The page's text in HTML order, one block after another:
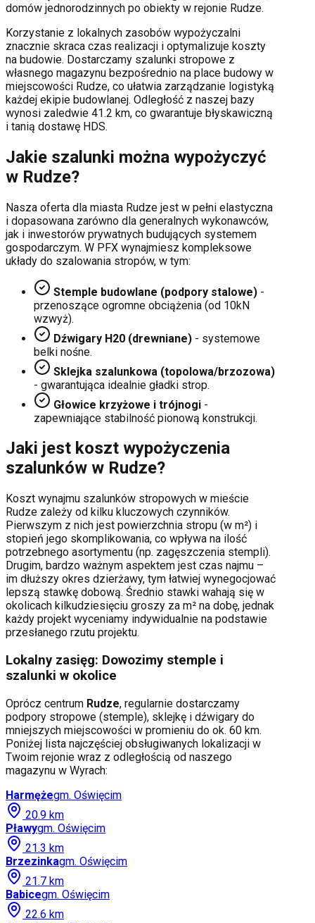
domów jednorodzinnych po obiekty w rejonie Rudze.
Korzystanie z lokalnych zasobów wypożyczalni
znacznie skraca czas realizacji i optymalizuje koszty
na budowie. Dostarczamy szalunki stropowe z
własnego magazynu bezpośrednio na place budowy w
miejscowości Rudze, co ułatwia zarządzanie logistyką
każdej ekipie budowlanej. Odległość z naszej bazy
wynosi zaledwie 41.2 km, co gwarantuje błyskawiczną
i tanią dostawę HDS.
Jakie szalunki można wypożyczyć
w Rudze?
Nasza oferta dla miasta Rudze jest w pełni elastyczna
i dopasowana zarówno dla generalnych wykonawców,
jak i inwestorów prywatnych budujących systemem
gospodarczym. W PFX wynajmiesz kompleksowe
układy do szalowania stropów, w tym:
Stemple budowlane (podpory stalowe) -
przenoszące ogromne obciążenia (od 10kN
wzwyż).
Dźwigary H20 (drewniane) - systemowe
belki nośne.
Sklejka szalunkowa (topolowa/brzozowa)
- gwarantująca idealnie gładki strop.
Głowice krzyżowe i trójnogi -
zapewniające stabilność pionową konstrukcji.
Jaki jest koszt wypożyczenia
szalunków w Rudze?
Koszt wynajmu szalunków stropowych w mieście
Rudze zależy od kilku kluczowych czynników.
Pierwszym z nich jest powierzchnia stropu (w m²) i
stopień jego skomplikowania, co wpływa na ilość
potrzebnego asortymentu (np. zagęszczenia stempli).
Drugim, bardzo ważnym aspektem jest czas najmu –
im dłuższy okres dzierżawy, tym łatwiej wynegocjować
lepszą stawkę dobową. Średnio stawki wahają się w
okolicach kilkudziesięciu groszy za m² na dobę, jednak
każdy projekt wyceniamy indywidualnie na podstawie
przesłanego rzutu projektu.
Lokalny zasięg: Dowozimy stemple i
szalunki w okolice
Oprócz centrum Rudze, regularnie dostarczamy
podpory stropowe (stemple), sklejkę i dźwigary do
mniejszych miejscowości w promieniu do ok. 60 km.
Poniżej lista najczęściej obsługiwanych lokalizacji w
Twoim rejonie wraz z odległością od naszego
magazynu w Wyrach:
Harmężegm. Oświęcim
20.9 km
Pławygm. Oświęcim
21.3 km
Brzezinkagm. Oświęcim
21.7 km
Babicegm. Oświęcim
22.6 km